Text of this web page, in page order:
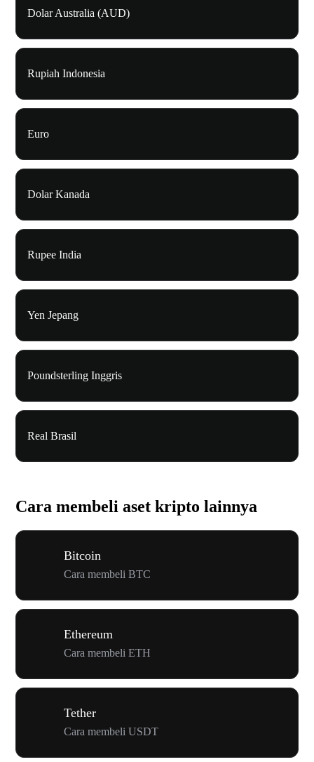
Dolar Australia (AUD)
Rupiah Indonesia
Euro
Dolar Kanada
Rupee India
Yen Jepang
Poundsterling Inggris
Real Brasil
Cara membeli aset kripto lainnya
Bitcoin
Cara membeli BTC
Ethereum
Cara membeli ETH
Tether
Cara membeli USDT